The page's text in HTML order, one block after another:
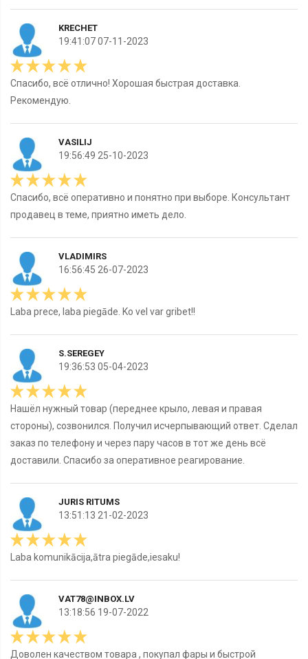
KRECHET
19:41:07 07-11-2023
Спасибо, всё отлично! Хорошая быстрая доставка.
Рекомендую.
VASILIJ
19:56:49 25-10-2023
Спасибо, всё оперативно и понятно при выборе. Консультант
продавец в теме, приятно иметь дело.
VLADIMIRS
16:56:45 26-07-2023
Laba prece, laba piegāde. Ko vel var gribet!!
S.SEREGEY
19:36:53 05-04-2023
Наш­ёл нужный товар (переднее крыло, левая и правая
стороны), созвонился. Получил исчерпывающий ответ. Сделал
заказ по телефону и через пару часов в тот же день всё
доставили. Спасибо за оперативное реагирование.
JURIS RITUMS
13:51:13 21-02-2023
Laba komunikācija,ātra piegāde,iesaku!
VAT78@INBOX.LV
13:18:56 19-07-2022
Доволен качеством товара , покупал фары и быстрой